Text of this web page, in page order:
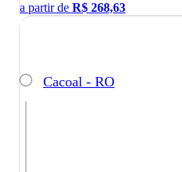
a partir de R$ 268,63
Cacoal - RO